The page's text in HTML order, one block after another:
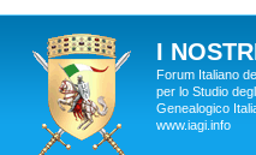
I
Forum Italiano
per lo Studio
Genealogico
www.iagi.info